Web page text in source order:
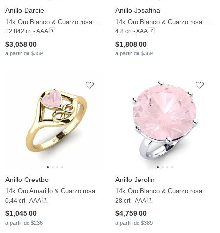
Anillo Darcie
12.842 crt - AAA
$3,058.00
a partir de $359
Anillo Josafina
4.8 crt - AAA
$1,808.00
a partir de $369
Anillo Crestbo
14k Oro Amarillo & Cuarzo rosa
0.44 crt - AAA
$1,045.00
a partir de $236
Anillo Jerolin
14k Oro Blanco & Cuarzo rosa
28 crt - AAA
$4,759.00
a partir de $389